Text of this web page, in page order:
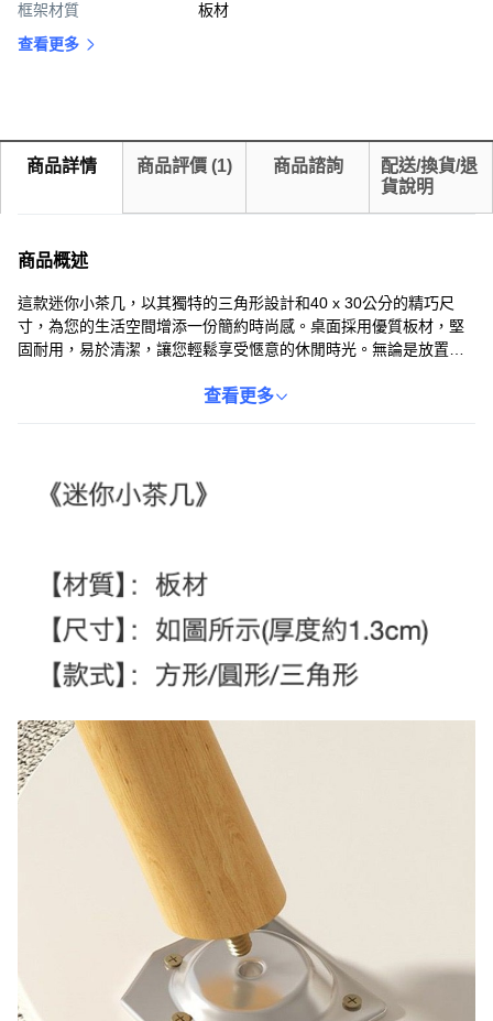
框架材質
板材
查看更多
商品詳情 商品評價 (1) 商品諮詢
配送/換貨/退
貨說明
商品概述
這款迷你小茶几，以其獨特的三角形設計和40 x 30公分的精巧尺
寸，為您的生活空間增添一份簡約時尚感。桌面採用優質板材，堅
固耐用，易於清潔，讓您輕鬆享受愜意的休閒時光。無論是放置在
計方便移動，讓您可以隨時調整空間佈局，打造屬於自己的舒適角
查看更多